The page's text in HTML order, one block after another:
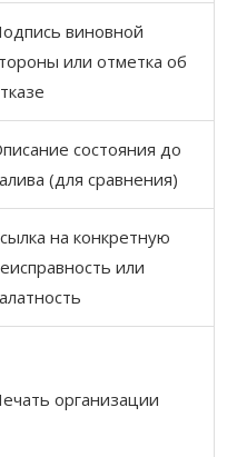
виновной
или отметка об
состояния до
(для сравнения)
на конкретную
или
организации